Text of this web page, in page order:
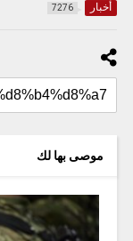
أخبار 7276
موصى بها لك